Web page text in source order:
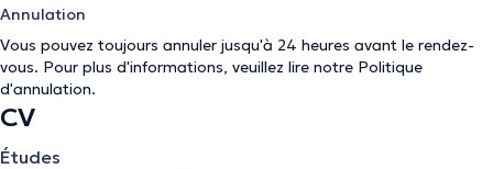
Annulation
Vous pouvez toujours annuler jusqu'à 24 heures avant le rendez-
vous. Pour plus d'informations, veuillez lire notre Politique
d'annulation.
CV
Études